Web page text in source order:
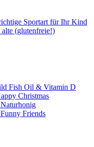
Sportart für Ihr Kind
(glutenfreie!)
Fish Oil & Vitamin D
Christmas
Friends